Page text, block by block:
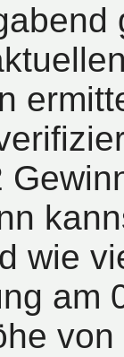
wie
am